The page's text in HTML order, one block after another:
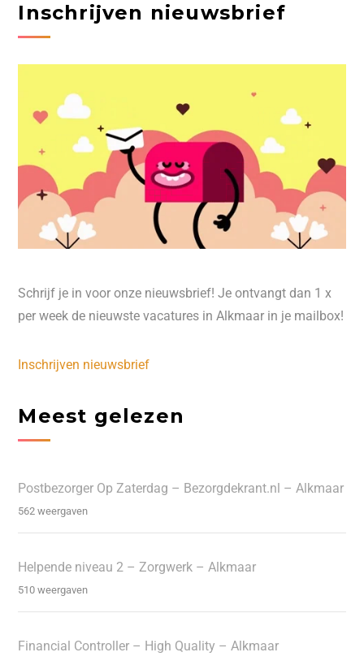
Inschrijven nieuwsbrief
Schrijf je in voor onze nieuwsbrief! Je ontvangt dan 1 x
per week de nieuwste vacatures in Alkmaar in je mailbox!
Inschrijven nieuwsbrief
Meest gelezen
Postbezorger Op Zaterdag – Bezorgdekrant.nl – Alkmaar
562 weergaven
Helpende niveau 2 – Zorgwerk – Alkmaar
510 weergaven
Financial Controller – High Quality – Alkmaar